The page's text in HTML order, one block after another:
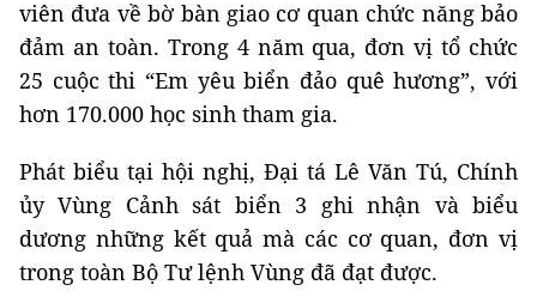
viên đưa về bờ bàn giao cơ quan chức năng bảo
đảm an toàn. Trong 4 năm qua, đơn vị tổ chức
25 cuộc thi “Em yêu biển đảo quê hương”, với
hơn 170.000 học sinh tham gia.
Phát biểu tại hội nghị, Đại tá Lê Văn Tú, Chính
ủy Vùng Cảnh sát biển 3 ghi nhận và biểu
dương những kết quả mà các cơ quan, đơn vị
trong toàn Bộ Tư lệnh Vùng đã đạt được.